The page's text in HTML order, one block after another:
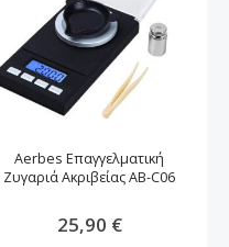
Aerbes Επαγγελματική
Ζυγαριά Ακριβείας AB-C06
25,90 €